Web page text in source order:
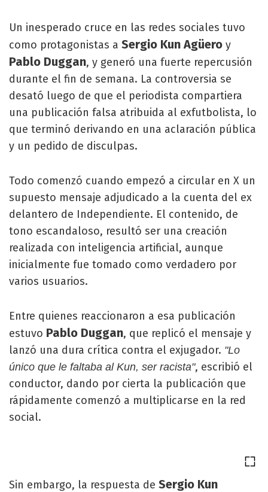
Un inesperado cruce en las redes sociales tuvo
como protagonistas a Sergio Kun Agüero y
Pablo Duggan, y generó una fuerte repercusión
durante el fin de semana. La controversia se
desató luego de que el periodista compartiera
una publicación falsa atribuida al exfutbolista, lo
que terminó derivando en una aclaración pública
y un pedido de disculpas.
Todo comenzó cuando empezó a circular en X un
supuesto mensaje adjudicado a la cuenta del ex
delantero de Independiente. El contenido, de
tono escandaloso, resultó ser una creación
realizada con inteligencia artificial, aunque
inicialmente fue tomado como verdadero por
varios usuarios.
Entre quienes reaccionaron a esa publicación
estuvo Pablo Duggan, que replicó el mensaje y
lanzó una dura crítica contra el exjugador. "Lo
único que le faltaba al Kun, ser racista", escribió el
conductor, dando por cierta la publicación que
rápidamente comenzó a multiplicarse en la red
social.
Sin embargo, la respuesta de Sergio Kun